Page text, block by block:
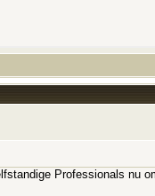
Professionals nu